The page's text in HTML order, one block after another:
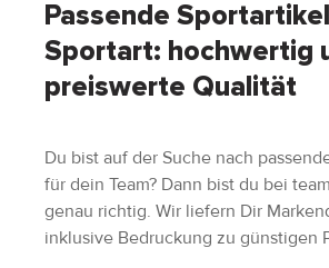
Passende
Sportart: hochwertig
preiswerte Qualität
Du bist auf der Suche nach
für dein Team? Dann bist du bei
genau richtig. Wir liefern Dir
inklusive Bedruckung zu günstigen